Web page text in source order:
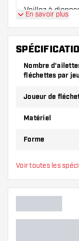
Veillez à
cassés à
Essayez une
épaisseur
En savoir plus
Nombre d'ailettes de
fléchettes par
Joueur de
Matériel
Forme
Type
Flexibilité
Voir toutes les